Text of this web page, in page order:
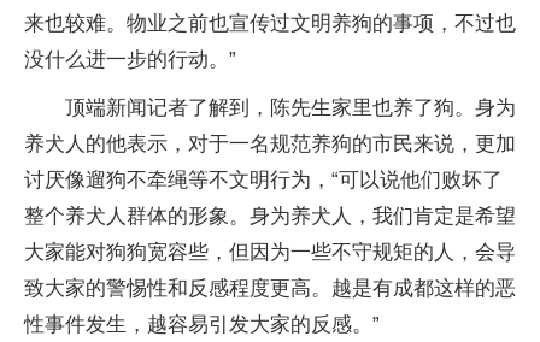
来也较难。物业之前也宣传过文明养狗的事项，不过也
没什么进一步的行动。”
顶端新闻记者了解到，陈先生家里也养了狗。身为
养犬人的他表示，对于一名规范养狗的市民来说，更加
讨厌像遛狗不牵绳等不文明行为，“可以说他们败坏了
整个养犬人群体的形象。身为养犬人，我们肯定是希望
大家能对狗狗宽容些，但因为一些不守规矩的人，会导
致大家的警惕性和反感程度更高。越是有成都这样的恶
性事件发生，越容易引发大家的反感。”